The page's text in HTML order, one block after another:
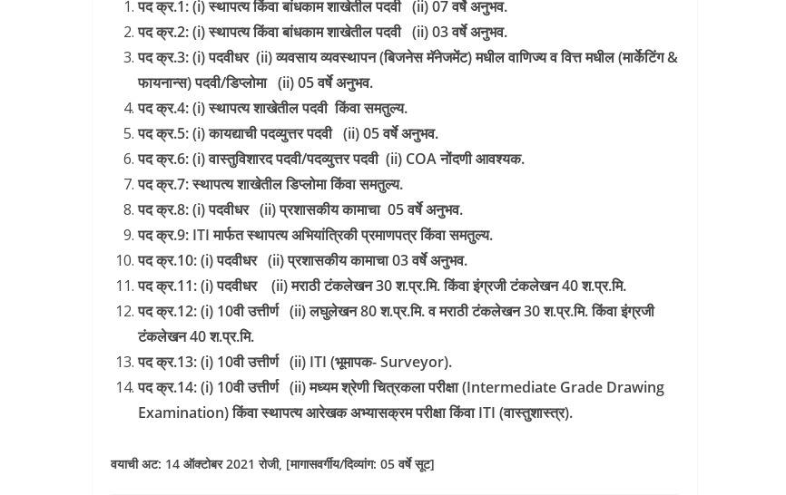
पद क्र.1: (i) स्थापत्य किंवा बांधकाम शाखेतील पदवी (ii) 07 वर्षे अनुभव.
पद क्र.2: (i) स्थापत्य किंवा बांधकाम शाखेतील पदवी (ii) 03 वर्षे अनुभव.
पद क्र.3: (i) पदवीधर (ii) व्यवसाय व्यवस्थापन (बिजनेस मॅनेजमेंट) मधील वाणिज्य व वित्त मधील (मार्केटिंग &
फायनान्स) पदवी/डिप्लोमा (ii) 05 वर्षे अनुभव.
पद क्र.4: (i) स्थापत्य शाखेतील पदवी किंवा समतुल्य.
पद क्र.5: (i) कायद्याची पदव्युत्तर पदवी (ii) 05 वर्षे अनुभव.
पद क्र.6: (i) वास्तुविशारद पदवी/पदव्युत्तर पदवी (ii) COA नोंदणी आवश्यक.
पद क्र.7: स्थापत्य शाखेतील डिप्लोमा किंवा समतुल्य.
पद क्र.8: (i) पदवीधर (ii) प्रशासकीय कामाचा 05 वर्षे अनुभव.
पद क्र.9: ITI मार्फत स्थापत्य अभियांत्रिकी प्रमाणपत्र किंवा समतुल्य.
पद क्र.10: (i) पदवीधर (ii) प्रशासकीय कामाचा 03 वर्षे अनुभव.
पद क्र.11: (i) पदवीधर (ii) मराठी टंकलेखन 30 श.प्र.मि. किंवा इंग्रजी टंकलेखन 40 श.प्र.मि.
पद क्र.12: (i) 10वी उत्तीर्ण (ii) लघुलेखन 80 श.प्र.मि. व मराठी टंकलेखन 30 श.प्र.मि. किंवा इंग्रजी
टंकलेखन 40 श.प्र.मि.
पद क्र.13: (i) 10वी उत्तीर्ण (ii) ITI (भूमापक- Surveyor).
पद क्र.14: (i) 10वी उत्तीर्ण (ii) मध्यम श्रेणी चित्रकला परीक्षा (Intermediate Grade Drawing
Examination) किंवा स्थापत्य आरेखक अभ्यासक्रम परीक्षा किंवा ITI (वास्तुशास्त्र).
वयाची अट: 14 ऑक्टोबर 2021 रोजी, [मागासवर्गीय/दिव्यांग: 05 वर्षे सूट]